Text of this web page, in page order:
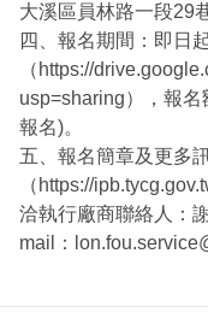
大溪區員林路一段29
四、報名期間：即日
（https://
usp=sharing），報
報名)。
五、報名簡章及更多
（https://
洽執行廠商聯絡人：
mail：